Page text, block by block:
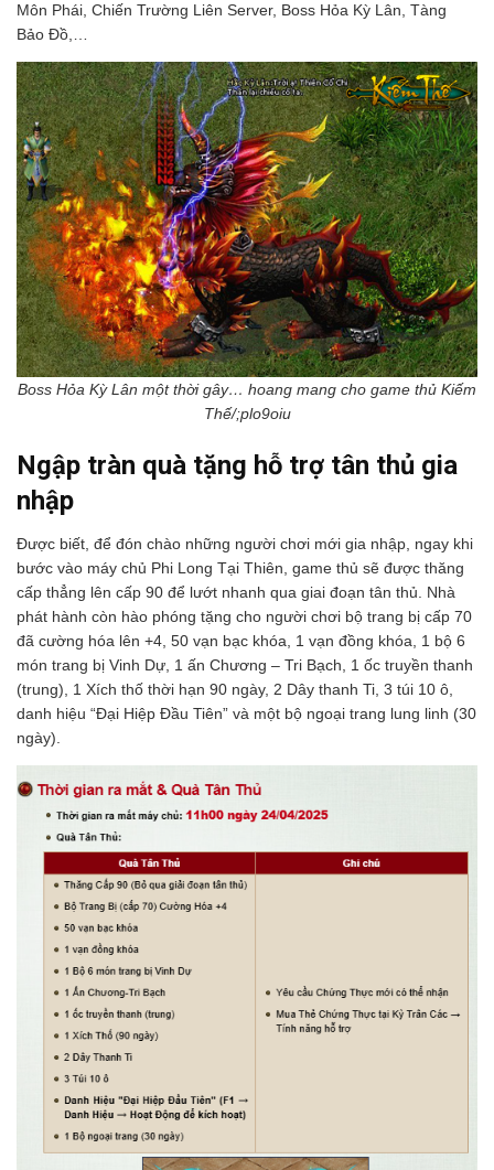
Môn Phái, Chiến Trường Liên Server, Boss Hỏa Kỳ Lân, Tàng
Bảo Đồ,…
Boss Hỏa Kỳ Lân một thời gây… hoang mang cho game thủ Kiếm
Thế/;plo9oiu
Ngập tràn quà tặng hỗ trợ tân thủ gia
nhập
Được biết, để đón chào những người chơi mới gia nhập, ngay khi
bước vào máy chủ Phi Long Tại Thiên, game thủ sẽ được thăng
cấp thẳng lên cấp 90 để lướt nhanh qua giai đoạn tân thủ. Nhà
phát hành còn hào phóng tặng cho người chơi bộ trang bị cấp 70
đã cường hóa lên +4, 50 vạn bạc khóa, 1 vạn đồng khóa, 1 bộ 6
món trang bị Vinh Dự, 1 ấn Chương – Tri Bạch, 1 ốc truyền thanh
(trung), 1 Xích thố thời hạn 90 ngày, 2 Dây thanh Ti, 3 túi 10 ô,
danh hiệu “Đại Hiệp Đầu Tiên” và một bộ ngoại trang lung linh (30
ngày).